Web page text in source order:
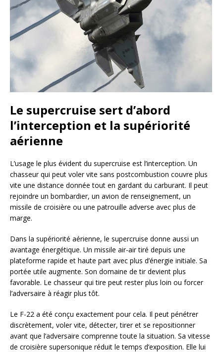
Le supercruise sert d’abord
l’interception et la supériorité
aérienne
L’usage le plus évident du supercruise est l’interception. Un
chasseur qui peut voler vite sans postcombustion couvre plus
vite une distance donnée tout en gardant du carburant. Il peut
rejoindre un bombardier, un avion de renseignement, un
missile de croisière ou une patrouille adverse avec plus de
marge.
Dans la supériorité aérienne, le supercruise donne aussi un
avantage énergétique. Un missile air-air tiré depuis une
plateforme rapide et haute part avec plus d’énergie initiale. Sa
portée utile augmente. Son domaine de tir devient plus
favorable. Le chasseur qui tire peut rester plus loin ou forcer
l’adversaire à réagir plus tôt.
Le F-22 a été conçu exactement pour cela. Il peut pénétrer
discrètement, voler vite, détecter, tirer et se repositionner
avant que l’adversaire comprenne toute la situation. Sa vitesse
de croisière supersonique réduit le temps d’exposition. Elle lui